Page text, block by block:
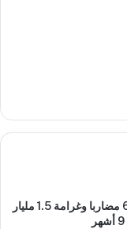
توقيف 63 مضاربا وغرامة 1.5 مليار